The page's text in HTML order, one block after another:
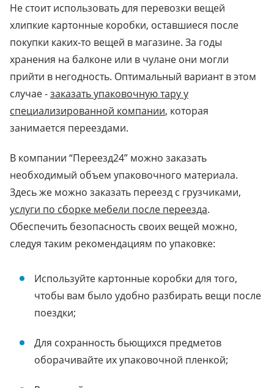
Не стоит использовать для перевозки вещей
хлипкие картонные коробки, оставшиеся после
покупки каких-то вещей в магазине. За годы
хранения на балконе или в чулане они могли
прийти в негодность. Оптимальный вариант в этом
случае -заказать упаковочную тару у
специализированной компании, которая
занимается переездами.
В компании “Переезд24” можно заказать
необходимый объем упаковочного материала.
Здесь же можно заказать переезд с грузчиками,
услуги по сборке мебели после переезда.
Обеспечить безопасность своих вещей можно,
следуя таким рекомендациям по упаковке:
Используйте картонные коробки для того,
чтобы вам было удобно разбирать вещи после
поездки;
Для сохранность бьющихся предметов
оборачивайте их упаковочной пленкой;